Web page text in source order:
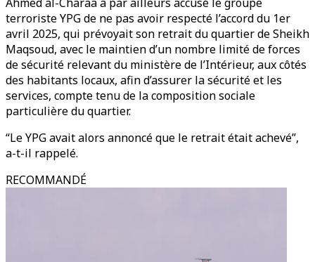
terroriste YPG de ne pas avoir respecté l’accord du 1er
avril 2025, qui prévoyait son retrait du quartier de Sheikh
Maqsoud, avec le maintien d’un nombre limité de forces
de sécurité relevant du ministère de l’Intérieur, aux côtés
des habitants locaux, afin d’assurer la sécurité et les
services, compte tenu de la composition sociale
particulière du quartier.
“Le YPG avait alors annoncé que le retrait était achevé”,
a-t-il rappelé.
RECOMMANDÉ